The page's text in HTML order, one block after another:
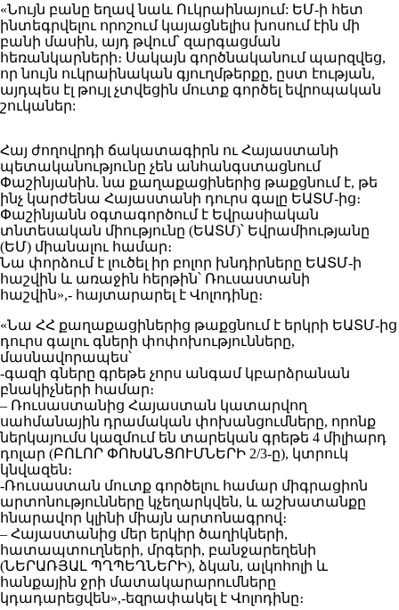
«Նույն բանը եղավ նաև Ուկրաինայում: ԵՄ-ի հետ
ինտեգրվելու որոշում կայացնելիս խոսում էին մի
բանի մասին, այդ թվում՝ զարգացման
հեռանկարների։ Սակայն գործնականում պարզվեց,
որ նույն ուկրաինական գյուղմթերքը, ըստ էության,
այդպես էլ թույլ չտվեցին մուտք գործել եվրոպական
շուկաներ:
Հայ ժողովրդի ճակատագիրն ու Հայաստանի
պետականությունը չեն անհանգստացնում
Փաշինյանին. նա քաղաքացիներից թաքցնում է, թե
ինչ կարժենա Հայաստանի դուրս գալը ԵԱՏՄ-ից։
Փաշինյանն օգտագործում է Եվրասիական
տնտեսական միությունը (ԵԱՏՄ)՝ Եվրամիությանը
(ԵՄ) միանալու համար։
Նա փորձում է լուծել իր բոլոր խնդիրները ԵԱՏՄ-ի
հաշվին և առաջին հերթին՝ Ռուսաստանի
հաշվին»,- հայտարարել է Վոլոդինը։
«Նա ՀՀ քաղաքացիներից թաքցնում է երկրի ԵԱՏՄ-ից
դուրս գալու գների փոփոխությունները,
մասնավորապես՝
-գազի գները գրեթե չորս անգամ կբարձրանան
բնակիչների համար։
– Ռուսաստանից Հայաստան կատարվող
սահմանային դրամական փոխանցումները, որոնք
ներկայումս կազմում են տարեկան գրեթե 4 միլիարդ
դոլար (ԲՈԼՈՐ ՓՈԽԱՆՑՈՒՄՆԵՐԻ 2/3-ը), կտրուկ
կնվազեն։
-Ռուսաստան մուտք գործելու համար միգրացիոն
արտոնությունները կչեղարկվեն, և աշխատանքը
հնարավոր կլինի միայն արտոնագրով։
– Հայաստանից մեր երկիր ծաղիկների,
հատապտուղների, մրգերի, բանջարեղենի
(ՆԵՐԱՌՅԱԼ ՊՂՊԵՂՆԵՐԻ), ձկան, ալկոհոլի և
հանքային ջրի մատակարարումները
կդադարեցվեն»,-եզրափակել է Վոլոդինը։